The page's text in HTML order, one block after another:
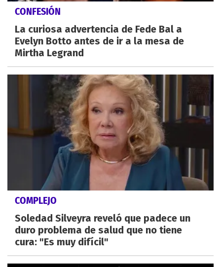
CONFESIÓN
La curiosa advertencia de Fede Bal a
Evelyn Botto antes de ir a la mesa de
Mirtha Legrand
COMPLEJO
Soledad Silveyra reveló que padece un
duro problema de salud que no tiene
cura: "Es muy difícil"